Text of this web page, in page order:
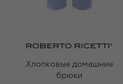
Хлопковые домашние
брюки